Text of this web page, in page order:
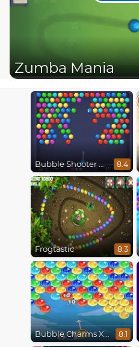
Zumba Mania
Bubble Shooter HD 8.4
Frogtastic 8.3
Bubble Charms Xmas 8.1